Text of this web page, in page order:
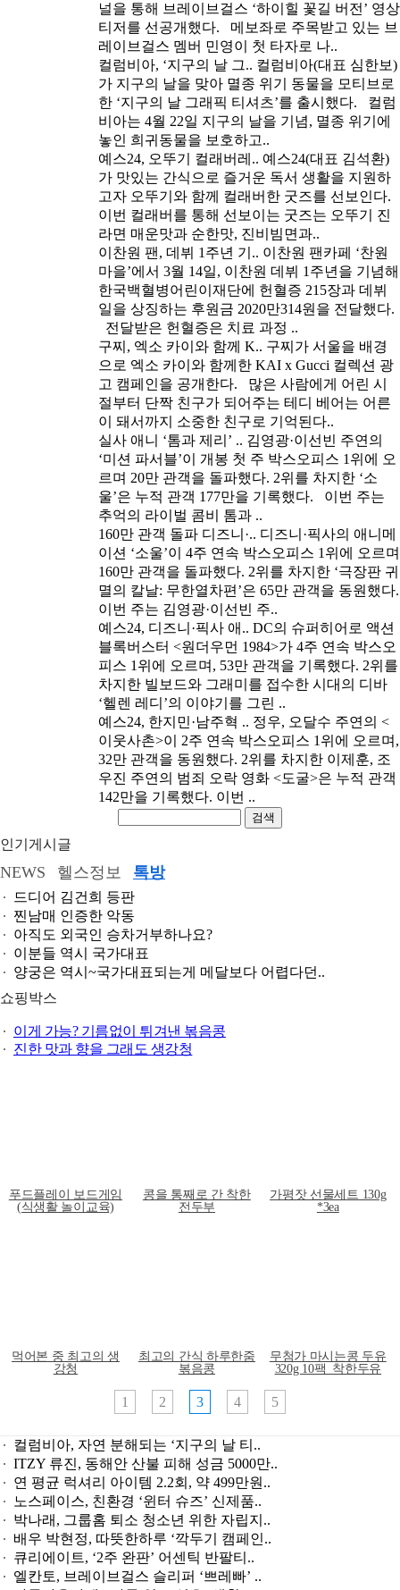
널을 통해 브레이브걸스 ‘하이힐 꽃길 버전’ 영상
티저를 선공개했다. 메보좌로 주목받고 있는 브
레이브걸스 멤버 민영이 첫 타자로 나..
컬럼비아, ‘지구의 날 그.. 컬럼비아(대표 심한보)
가 지구의 날을 맞아 멸종 위기 동물을 모티브로
한 ‘지구의 날 그래픽 티셔츠’를 출시했다. 컬럼
비아는 4월 22일 지구의 날을 기념, 멸종 위기에
놓인 희귀동물을 보호하고..
예스24, 오뚜기 컬래버레.. 예스24(대표 김석환)
가 맛있는 간식으로 즐거운 독서 생활을 지원하
고자 오뚜기와 함께 컬래버한 굿즈를 선보인다.
이번 컬래버를 통해 선보이는 굿즈는 오뚜기 진
라면 매운맛과 순한맛, 진비빔면과..
이찬원 팬, 데뷔 1주년 기.. 이찬원 팬카페 ‘찬원
마을’에서 3월 14일, 이찬원 데뷔 1주년을 기념해
한국백혈병어린이재단에 헌혈증 215장과 데뷔
일을 상징하는 후원금 2020만314원을 전달했다.
전달받은 헌혈증은 치료 과정 ..
구찌, 엑소 카이와 함께 K.. 구찌가 서울을 배경
으로 엑소 카이와 함께한 KAI x Gucci 컬렉션 광
고 캠페인을 공개한다. 많은 사람에게 어린 시
절부터 단짝 친구가 되어주는 테디 베어는 어른
이 돼서까지 소중한 친구로 기억된다..
실사 애니 ‘톰과 제리’ .. 김영광·이선빈 주연의
‘미션 파서블’이 개봉 첫 주 박스오피스 1위에 오
르며 20만 관객을 돌파했다. 2위를 차지한 ‘소
울’은 누적 관객 177만을 기록했다. 이번 주는
추억의 라이벌 콤비 톰과 ..
160만 관객 돌파 디즈니·.. 디즈니·픽사의 애니메
이션 ‘소울’이 4주 연속 박스오피스 1위에 오르며
160만 관객을 돌파했다. 2위를 차지한 ‘극장판 귀
멸의 칼날: 무한열차편’은 65만 관객을 동원했다.
이번 주는 김영광·이선빈 주..
예스24, 디즈니·픽사 애.. DC의 슈퍼히어로 액션
블록버스터 <원더우먼 1984>가 4주 연속 박스오
피스 1위에 오르며, 53만 관객을 기록했다. 2위를
차지한 빌보드와 그래미를 접수한 시대의 디바
‘헬렌 레디’의 이야기를 그린 ..
예스24, 한지민·남주혁 .. 정우, 오달수 주연의 <
이웃사촌>이 2주 연속 박스오피스 1위에 오르며,
32만 관객을 동원했다. 2위를 차지한 이제훈, 조
우진 주연의 범죄 오락 영화 <도굴>은 누적 관객
142만을 기록했다. 이번 ..
검색
인기게시글
NEWS 헬스정보 톡방
드디어 김건희 등판
찐남매 인증한 악동
아직도 외국인 승차거부하나요?
이분들 역시 국가대표
양궁은 역시~국가대표되는게 메달보다 어렵다던..
쇼핑박스
이게 가능? 기름없이 튀겨낸 볶음콩
진한 맛과 향을 그래도 생강청
푸드플레이 보드게임
(식생활 놀이교육)
콩을 통째로 간 착한
전두부
가평잣 선물세트 130g
*3ea
먹어본 중 최고의 생
강청
최고의 간식 하루한줌
볶음콩
무첨가 마시는콩 두유
320g 10팩_착한두유
1 2 3 4 5
컬럼비아, 자연 분해되는 ‘지구의 날 티..
ITZY 류진, 동해안 산불 피해 성금 5000만..
연 평균 럭셔리 아이템 2.2회, 약 499만원..
노스페이스, 친환경 ‘윈터 슈즈’ 신제품..
박나래, 그룹홈 퇴소 청소년 위한 자립지..
배우 박현정, 따뜻한하루 ‘깍두기 캠페인..
큐리에이트, ‘2주 완판’ 어센틱 반팔티..
엘칸토, 브레이브걸스 슬리퍼 ‘쁘레빠’ ..